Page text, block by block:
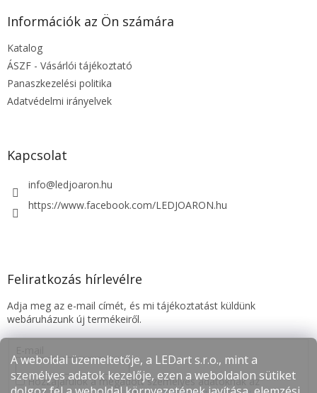
A weboldal üzemeltetője, a LEDart s.r.o., mint a
személyes adatok kezelője, ezen a weboldalon sütiket
Információk az Ön számára
Katalog
ÁSZF - Vásárlói tájékoztató
Panaszkezelési politika
Adatvédelmi irányelvek
Kapcsolat
info@ledjoaron.hu
https://www.facebook.com/LEDJOARON.hu
Feliratkozás hírlevélre
Adja meg az e-mail címét, és mi tájékoztatást küldünk
webáruházunk új termékeiről.
Hozzájárulok a megadott személyes adatoknak az